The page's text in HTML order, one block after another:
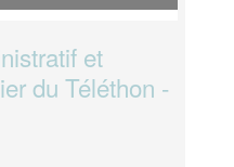
et
du Téléthon -